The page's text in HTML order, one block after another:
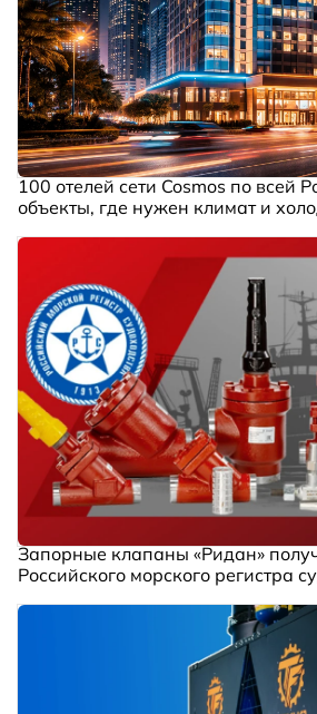
100 отелей сети Cosmos по всей
объекты, где нужен климат и
Запорные клапаны «Ридан»
Российского морского регистра